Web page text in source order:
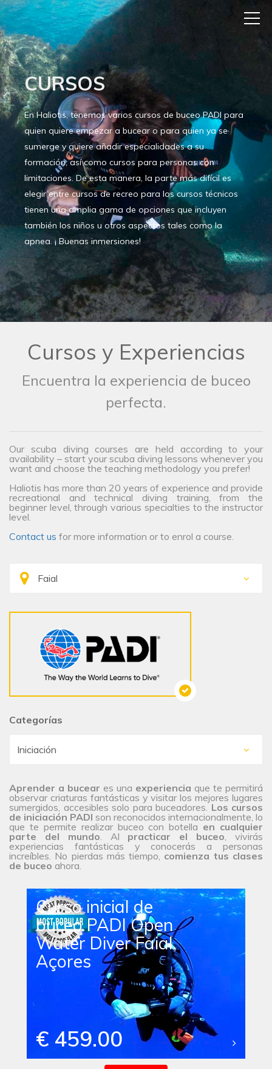
CURSOS
En Haliotis, tenemos varios cursos de buceo PADI para
quien quiere empezar a bucear o para quien ya se
sumerge y quiere añadir especialidades a su
formación, así como cursos para personas con
limitaciones. De esta manera, la parte más difícil es
elegir entre cursos de recreo para los cursos técnicos
tienen una amplia gama de opciones que incluyen
también los niños u otros aspectos tales como la
apnea. ¡ Buenas inmersiones!
Cursos y Experiencias
Encuentra la experiencia de buceo
perfecta.
Our scuba diving courses are held according to your
availability – start your scuba diving lessons whenever you
want and choose the teaching methodology you prefer!
Haliotis has more than 20 years of experience and provide
recreational and technical diving training, from the
beginner level, through various specialties to the instructor
level.
Contact us for more information or to enrol a course.
Categorías
Aprender a bucear es una experiencia que te permitirá
observar criaturas fantásticas y visitar los mejores lugares
sumergidos, accesibles solo para buceadores. Los cursos
de iniciación PADI son reconocidos internacionalmente, lo
que te permite realizar buceo con botella en cualquier
parte del mundo. Al practicar el buceo, vivirás
experiencias fantásticas y conocerás a personas
increíbles. No pierdas más tiempo, comienza tus clases
de buceo ahora.
Curso inicial de
buceo PADI Open
Water Diver Faial,
Açores
€ 459.00